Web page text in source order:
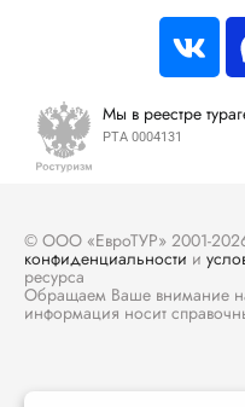
Мы в реестре
РТА 0004131
© ООО «ЕвроТУР» 2001-
конфиденциальности и
ресурса
Обращаем Ваше внимание
информация носит